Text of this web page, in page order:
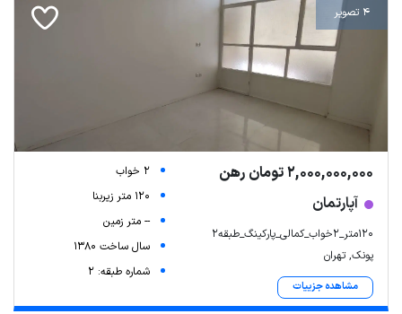
4 تصویر
2,000,000,000 تومان رهن
آپارتمان
۱۲۰متر_۲خواب_کمالی_پارکینگ_طبقه۲
پونک, تهران
مشاهده جزییات
2 خواب
120 متر زیربنا
-- متر زمین
سال ساخت 1380
شماره طبقه: 2